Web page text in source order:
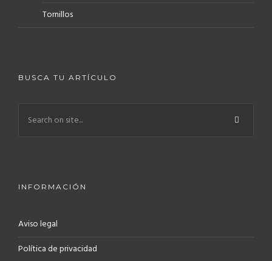
Tornillos
BUSCA TU ARTÍCULO
INFORMACIÓN
Aviso legal
Política de privacidad